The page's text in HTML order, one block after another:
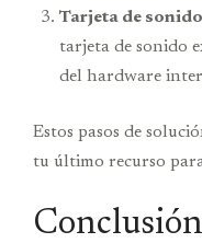
Tarjeta de
tarjeta de sonido
del hardware
Estos pasos de
tu último recurso
Conclusión